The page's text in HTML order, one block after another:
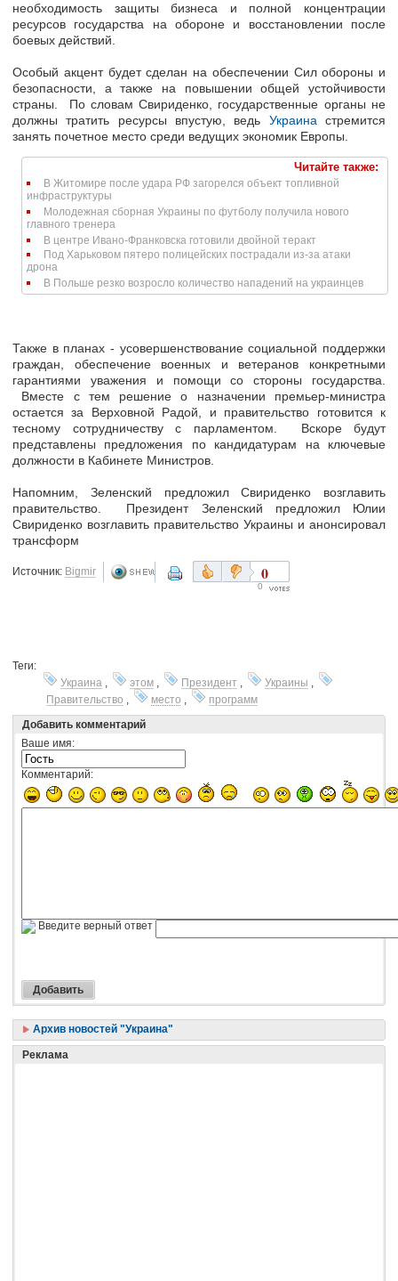
необходимость защиты бизнеса и полной концентрации
ресурсов государства на обороне и восстановлении после
боевых действий.
Особый акцент будет сделан на обеспечении Сил обороны и
безопасности, а также на повышении общей устойчивости
страны. По словам Свириденко, государственные органы не
должны тратить ресурсы впустую, ведь Украина стремится
занять почетное место среди ведущих экономик Европы.
Читайте также:
В Житомире после удара РФ загорелся объект топливной
инфраструктуры
Молодежная сборная Украины по футболу получила нового
главного тренера
В центре Ивано-Франковска готовили двойной теракт
Под Харьковом пятеро полицейских пострадали из-за атаки
дрона
В Польше резко возросло количество нападений на украинцев
Также в планах - усовершенствование социальной поддержки
граждан, обеспечение военных и ветеранов конкретными
гарантиями уважения и помощи со стороны государства.
Вместе с тем решение о назначении премьер-министра
остается за Верховной Радой, и правительство готовится к
тесному сотрудничеству с парламентом. Вскоре будут
представлены предложения по кандидатурам на ключевые
должности в Кабинете Министров.
Напомним, Зеленский предложил Свириденко возглавить
правительство. Президент Зеленский предложил Юлии
Свириденко возглавить правительство Украины и анонсировал
трансформ
Источник: Bigmir 0
0
Теги:
Украина , этом , Президент , Украины ,
Правительство , место ,
программ
Добавить комментарий
Ваше имя:
Комментарий:
Введите верный ответ
Архив новостей "Украина"
Реклама